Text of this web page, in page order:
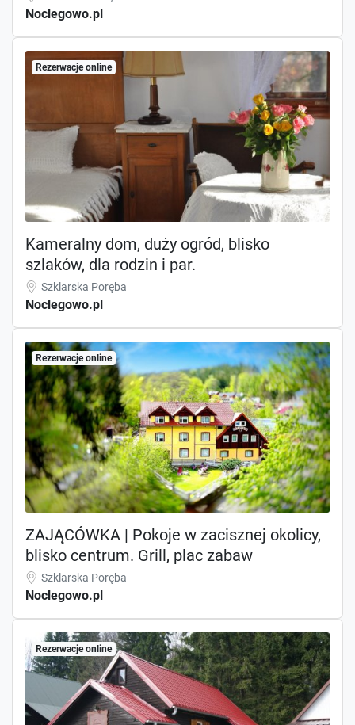
Noclegowo.pl
Rezerwacje online
Kameralny dom, duży ogród, blisko
szlaków, dla rodzin i par.
Szklarska Poręba
Noclegowo.pl
Rezerwacje online
ZAJĄCÓWKA | Pokoje w zacisznej okolicy,
blisko centrum. Grill, plac zabaw
Szklarska Poręba
Noclegowo.pl
Rezerwacje online